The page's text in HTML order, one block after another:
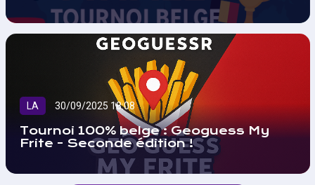
LA 30/09/2025 18:08
Tournoi 100% belge : Geoguess My
Frite - Seconde édition !